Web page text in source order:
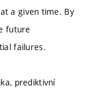
a given time. By
future
failures.
prediktivní